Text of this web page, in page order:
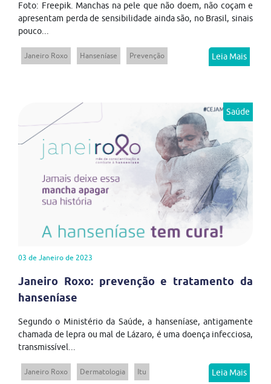
Foto: Freepik. Manchas na pele que não doem, não coçam e
apresentam perda de sensibilidade ainda são, no Brasil, sinais
pouco...
Janeiro Roxo Hanseníase Prevenção Leia Mais
Saúde
03 de Janeiro de 2023
Janeiro Roxo: prevenção e tratamento da
hanseníase
Segundo o Ministério da Saúde, a hanseníase, antigamente
chamada de lepra ou mal de Lázaro, é uma doença infecciosa,
transmissível...
Janeiro Roxo Dermatologia Itu Leia Mais